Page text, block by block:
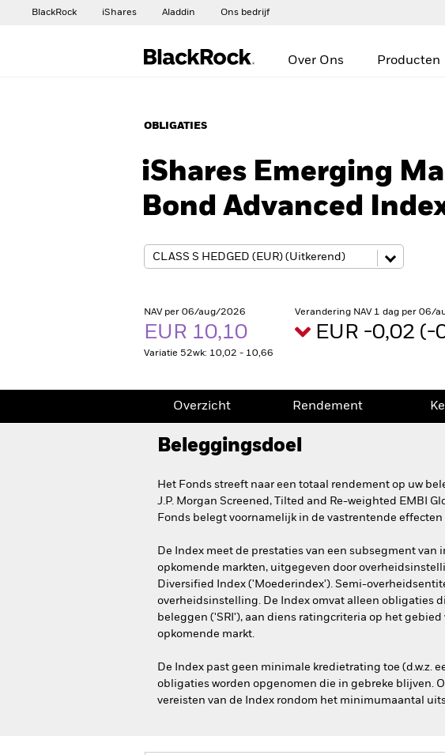
BlackRock iShares Aladdin Ons bedrijf
Over Ons Producten
OBLIGATIES
iShares Emerging
Bond Advanced
NAV per 06/aug/2026
EUR 10,10
Variatie 52wk: 10,02 - 10,66
Verandering NAV 1 dag per 06/
EUR -0,02 (-
Overzicht Rendement
Beleggingsdoel
Het Fonds streeft naar een totaal rendement op uw
J.P. Morgan Screened, Tilted and Re-weighted EMBI
Fonds belegt voornamelijk in de vastrentende
De Index meet de prestaties van een subsegment
opkomende markten, uitgegeven door
Diversified Index ('Moederindex'). Semi-
overheidsinstelling. De Index omvat alleen obligaties
beleggen ('SRI'), aan diens ratingcriteria op het
opkomende markt.
De Index past geen minimale kredietrating toe (d.w.z.
obligaties worden opgenomen die in gebreke blijven.
vereisten van de Index rondom het minimumaantal